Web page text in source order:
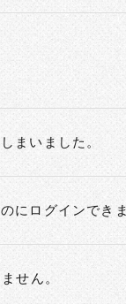
まいました。
にログインできま
せん。